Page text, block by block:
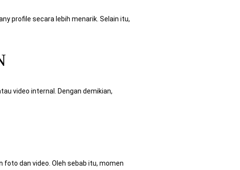
profile secara lebih menarik. Selain itu,
video internal. Dengan demikian,
dan video. Oleh sebab itu, momen